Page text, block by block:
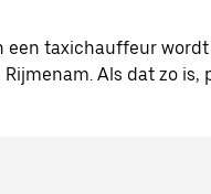
een taxichauffeur
Als dat zo is,
en